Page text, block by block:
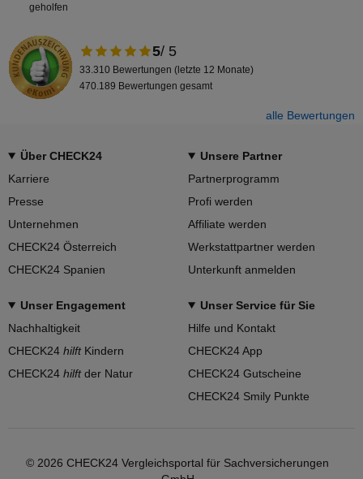
geholfen
5/ 5
33.310 Bewertungen (letzte 12 Monate)
470.189 Bewertungen gesamt
alle Bewertungen
Über CHECK24
Karriere
Presse
Unternehmen
CHECK24 Österreich
CHECK24 Spanien
Unsere Partner
Partnerprogramm
Profi werden
Affiliate werden
Werkstattpartner werden
Unterkunft anmelden
Unser Engagement
Nachhaltigkeit
CHECK24 hilftKindern
CHECK24 hilftder Natur
Unser Service für Sie
Hilfe und Kontakt
CHECK24 App
CHECK24 Gutscheine
CHECK24 Smily Punkte
© 2026 CHECK24 Vergleichsportal für Sachversicherungen